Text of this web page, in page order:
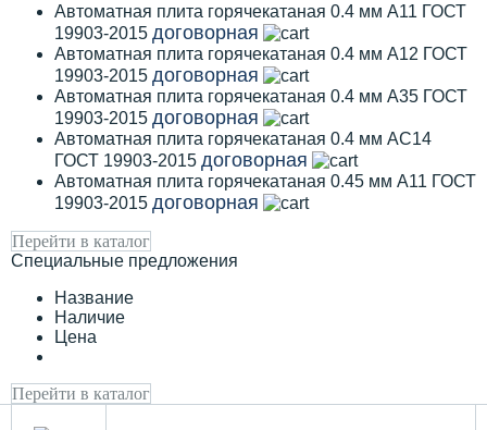
Автоматная плита горячекатаная 0.4 мм А11 ГОСТ
19903-2015 договорная
Автоматная плита горячекатаная 0.4 мм А12 ГОСТ
19903-2015 договорная
Автоматная плита горячекатаная 0.4 мм А35 ГОСТ
19903-2015 договорная
Автоматная плита горячекатаная 0.4 мм АС14
ГОСТ 19903-2015 договорная
Автоматная плита горячекатаная 0.45 мм А11 ГОСТ
19903-2015 договорная
Перейти в каталог
Специальные предложения
Название
Наличие
Цена
Перейти в каталог